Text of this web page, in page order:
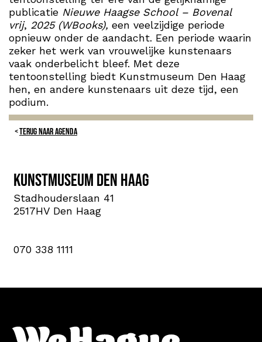
publicatie Nieuwe Haagse School – Bovenal
vrij, 2025 (WBooks), een veelzijdige periode
opnieuw onder de aandacht. Een periode waarin
zeker het werk van vrouwelijke kunstenaars
vaak onderbelicht bleef. Met deze
tentoonstelling biedt Kunstmuseum Den Haag
hen, en andere kunstenaars uit deze tijd, een
podium.
TERUG NAAR AGENDA
Kunstmuseum Den Haag
Stadhouderslaan 41
2517HV Den Haag
070 338 1111